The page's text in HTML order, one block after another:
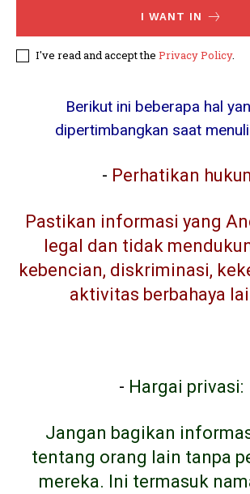
I WANT IN
I've read and accept the Privacy Policy.
Berikut ini beberapa hal
dipertimbangkan saat
- Perhatikan
Pastikan informasi yang
legal dan tidak
kebencian, diskriminasi,
aktivitas berbahaya
- Hargai privasi:
Jangan bagikan
tentang orang lain tanpa
mereka. Ini termasuk